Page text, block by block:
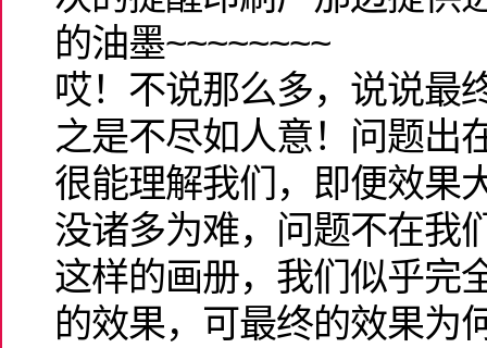
的油墨~~~~~~~~
哎！不说那么多，说说最
之是不尽如人意！问题出
很能理解我们，即便效果
没诸多为难，问题不在我
这样的画册，我们似乎完
的效果，可最终的效果为